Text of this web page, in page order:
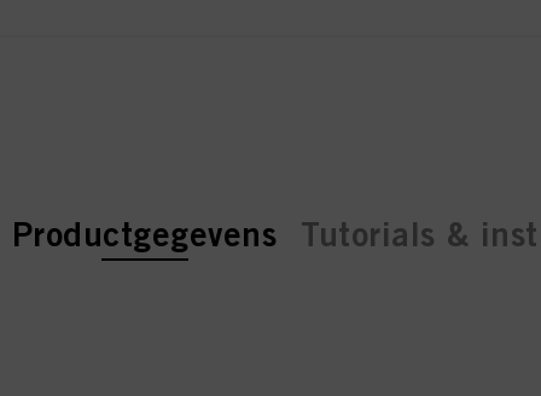
current tab:
current tab:
Productgegevens Tutorials &